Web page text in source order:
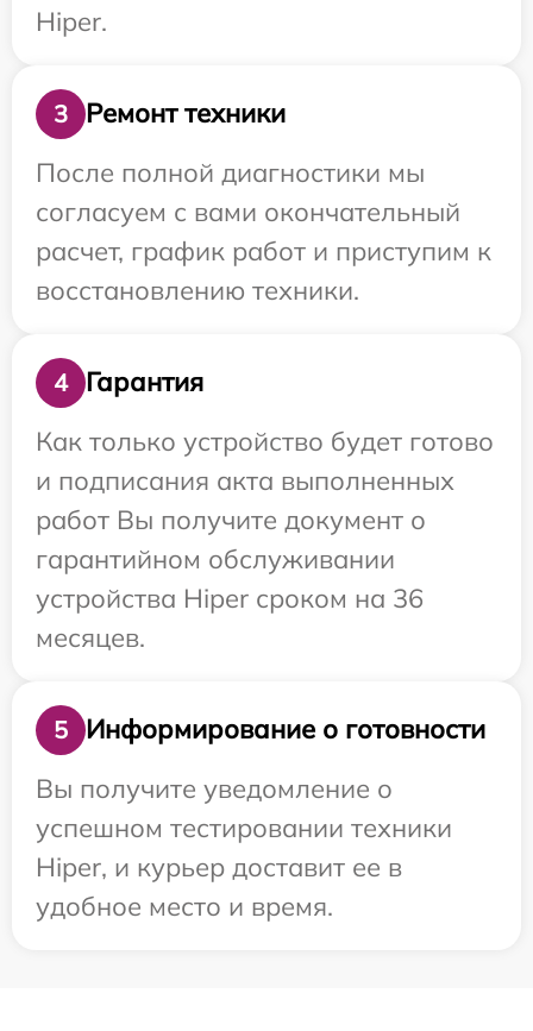
Hiper.
3
Ремонт техники
После полной диагностики мы
согласуем с вами окончательный
расчет, график работ и приступим к
восстановлению техники.
4
Гарантия
Как только устройство будет готово
и подписания акта выполненных
работ Вы получите документ о
гарантийном обслуживании
устройства Hiper сроком на 36
месяцев.
5
Информирование о готовности
Вы получите уведомление о
успешном тестировании техники
Hiper, и курьер доставит ее в
удобное место и время.